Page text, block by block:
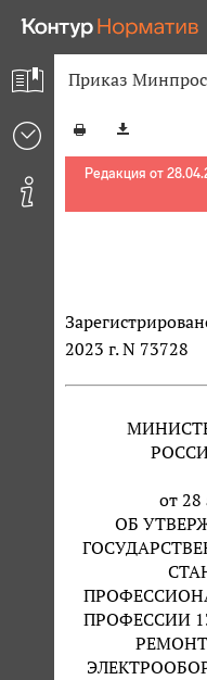
Приказ
Редакция от
2023 г. N 73728
от 28
ОБ
ПРОФЕССИИ